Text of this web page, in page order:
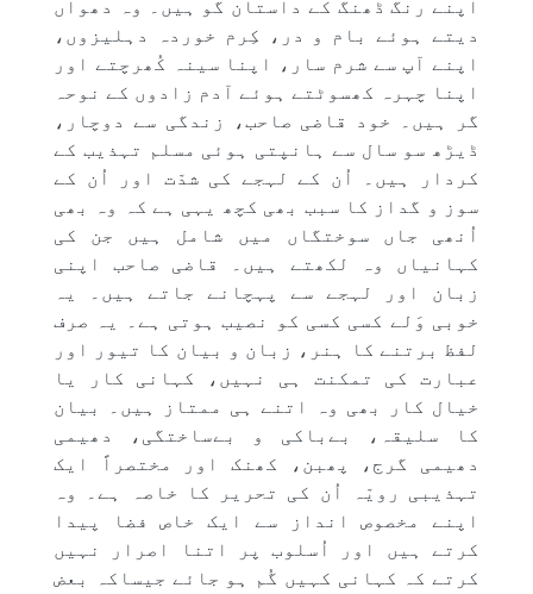
اپنے رنگ ڈھنگ کے داستان گو ہیں۔ وہ دھواں
دیتے ہوئے بام و در، کِرم خوردہ دہلیزوں،
اپنے آپ سے شرم سار، اپنا سینہ کُھرچتے اور
اپنا چہرہ کھسوٹتے ہوئے آدم زادوں کے نوحہ
گر ہیں۔ خود قاضی صاحب، زندگی سے دوچار،
ڈیڑھ سو سال سے ہانپتی ہوئی مسلم تہذیب کے
کردار ہیں۔ اُن کے لہجے کی شدّت اور اُن کے
سوز و گداز کا سبب بھی کچھ یہی ہے کہ وہ بھی
اُنھی جاں سوختگاں میں شامل ہیں جن کی
کہانیاں وہ لکھتے ہیں۔ قاضی صاحب اپنی
زبان اور لہجے سے پہچانے جاتے ہیں۔ یہ
خوبی وَلے کسی کسی کو نصیب ہوتی ہے۔ یہ صرف
لفظ برتنے کا ہنر، زبان و بیان کا تیور اور
عبارت کی تمکنت ہی نہیں، کہانی کار یا
خیال کار بھی وہ اتنے ہی ممتاز ہیں۔ بیان
کا سلیقہ، بےباکی و بےساختگی، دھیمی
دھیمی گرج، پھبن، کھنک اور مختصراً ایک
تہذیبی رویّہ اُن کی تحریر کا خاصہ ہے۔ وہ
اپنے مخصوص انداز سے ایک خاص فضا پیدا
کرتے ہیں اور اُسلوب پر اتنا اصرار نہیں
کرتے کہ کہانی کہیں گُم ہو جائے جیساکہ بعض